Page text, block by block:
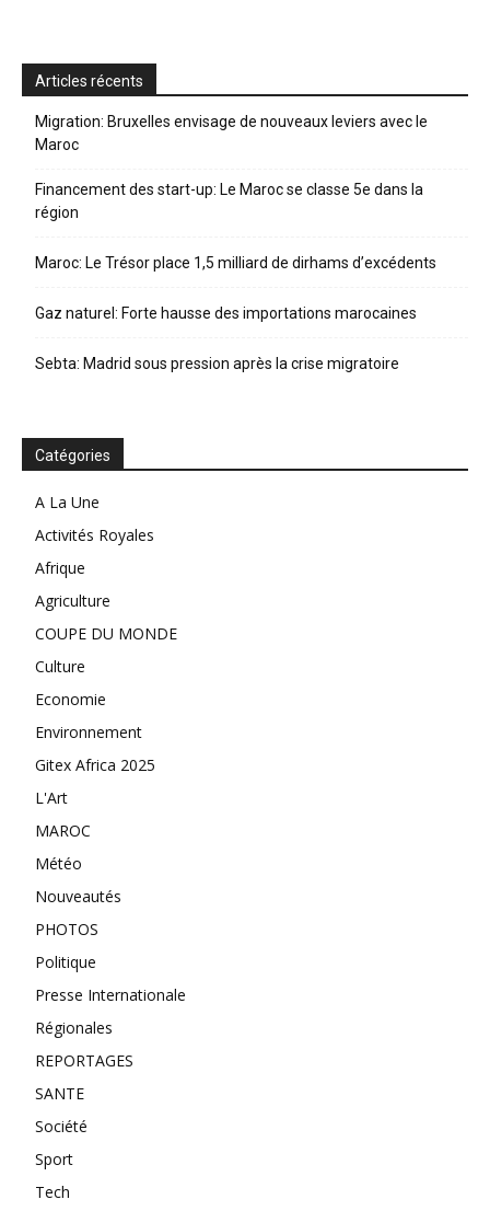
Articles récents
Migration: Bruxelles envisage de nouveaux leviers avec le
Maroc
Financement des start-up: Le Maroc se classe 5e dans la
région
Maroc: Le Trésor place 1,5 milliard de dirhams d’excédents
Gaz naturel: Forte hausse des importations marocaines
Sebta: Madrid sous pression après la crise migratoire
Catégories
A La Une
Activités Royales
Afrique
Agriculture
COUPE DU MONDE
Culture
Economie
Environnement
Gitex Africa 2025
L'Art
MAROC
Météo
Nouveautés
PHOTOS
Politique
Presse Internationale
Régionales
REPORTAGES
SANTE
Société
Sport
Tech